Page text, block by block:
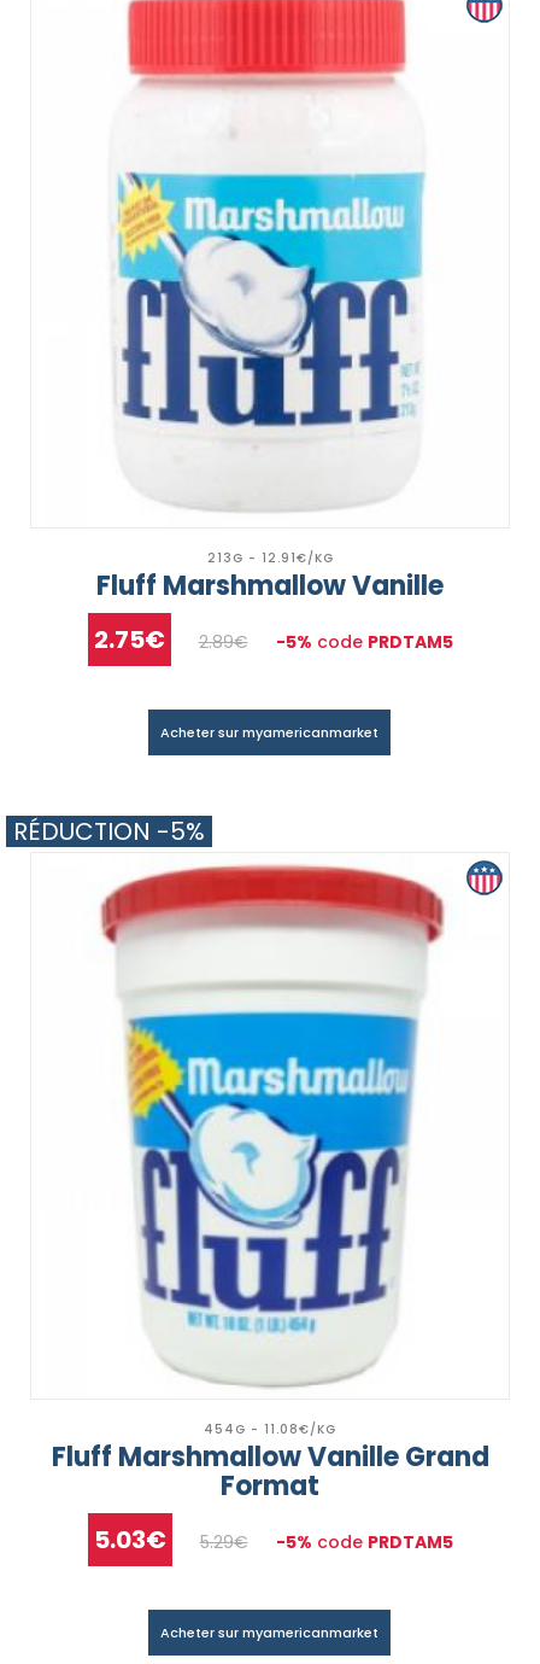
213G - 12.91€/KG
Fluff Marshmallow Vanille
2.75€ 2.89€ -5% code PRDTAM5
Acheter sur myamericanmarket
454G - 11.08€/KG
Fluff Marshmallow Vanille Grand
Format
5.03€ 5.29€ -5% code PRDTAM5
RÉDUCTION -5%
Acheter sur myamericanmarket